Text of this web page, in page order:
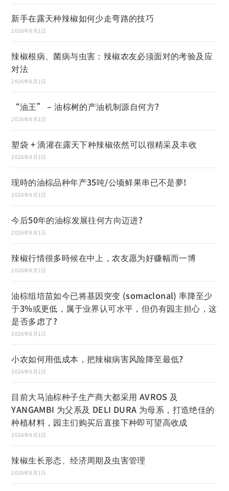
新手在露天种辣椒如何少走弯路的技巧
2026年8月1日
辣椒根病、菌病与虫害：辣椒农友必须面对的考验及应
对法
2026年8月1日
“油王” – 油棕树的产油机制源自何方?
2026年8月1日
塑袋 + 滴灌在露天下种辣椒依然可以很精采及丰收
2026年8月1日
现時的油棕品种年产35吨/公顷鲜果串已不是夢!
2026年8月1日
今后50年的油棕发展往何方向迈进?
2026年8月1日
辣椒行情很多時候在中上，农友愿为好赚幅而一博
2026年8月1日
油棕组培苗如今已将基因突变 (somaclonal) 率降至少
于3%或更低，属于业界认可水平，但仍有园主担心，这
是否多虑了?
2026年8月1日
小农如何用低成本，把辣椒病害风险降至最低?
2026年8月1日
目前大马油棕种子生产商大都采用 AVROS 及
YANGAMBI 为父系及 DELI DURA 为母系，打造绝佳的
种植材料，园主们购买后直接下种即可望高收成
2026年8月1日
辣椒生长形态、经济周期及虫害管理
2026年8月1日